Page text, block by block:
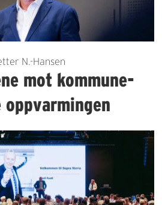
N.-Hansen
mot kommune-
oppvarmingen